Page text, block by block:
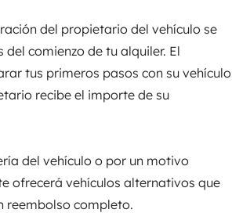
del propietario del vehículo se
comienzo de tu alquiler. El
tus primeros pasos con su vehículo
recibe el importe de su
del vehículo o por un motivo
ofrecerá vehículos alternativos que
reembolso completo.